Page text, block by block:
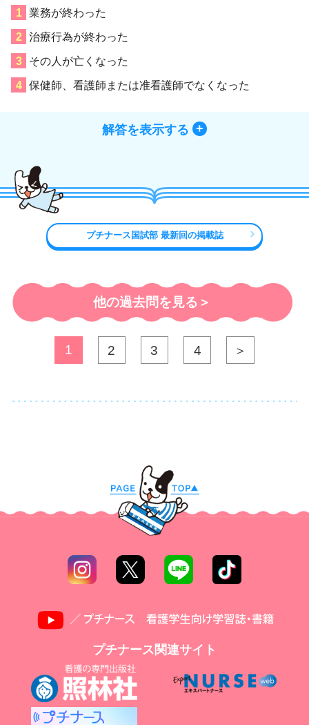
業務が終わった
治療行為が終わった
その人が亡くなった
保健師、看護師または准看護師でなくなった
解答を表示する
プチナース国試部 最新回の掲載誌
他の過去問を見る＞
1 2 3 4 ＞
プチナース関連サイト